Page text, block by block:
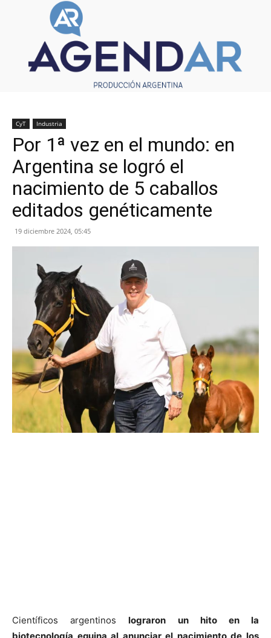
CyT Industria
Por 1ª vez en el mundo: en
Argentina se logró el
nacimiento de 5 caballos
editados genéticamente
19 diciembre 2024, 05:45
Científicos argentinoslograron un hito en la